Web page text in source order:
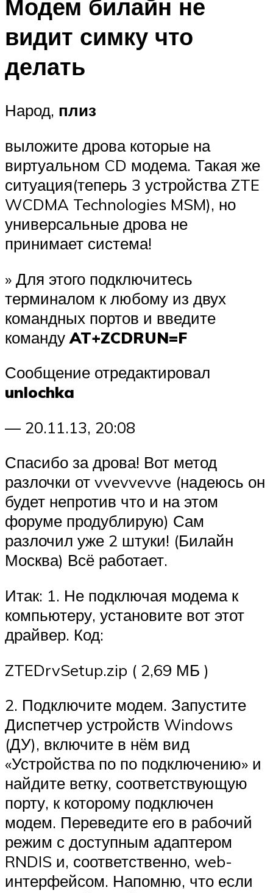
Модем билайн не
видит симку что
делать
Народ, плиз
выложите дрова которые на
виртуальном CD модема. Такая же
ситуация(теперь 3 устройства ZTE
WCDMA Technologies MSM), но
универсальные дрова не
принимает система!
» Для этого подключитесь
терминалом к любому из двух
командных портов и введите
команду AT+ZCDRUN=F
Сообщение отредактировал
unlochka
— 20.11.13, 20:08
Спасибо за дрова! Вот метод
разлочки от vvevvevve (надеюсь он
будет непротив что и на этом
форуме продублирую) Сам
разлочил уже 2 штуки! (Билайн
Москва) Всё работает.
Итак: 1. Не подключая модема к
компьютеру, установите вот этот
драйвер. Код:
ZTEDrvSetup.zip ( 2,69 МБ )
2. Подключите модем. Запустите
Диспетчер устройств Windows
(ДУ), включите в нём вид
«Устройства по по подключению» и
найдите ветку, соответствующую
порту, к которому подключен
модем. Переведите его в рабочий
режим с доступным адаптером
RNDIS и, соответственно, web-
интерфейсом. Напомню, что если